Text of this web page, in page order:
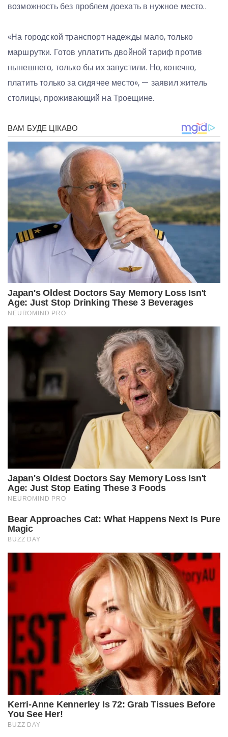
возможность без проблем доехать в нужное место..
«На городской транспорт надежды мало, только
маршрутки. Готов уплатить двойной тариф против
нынешнего, только бы их запустили. Но, конечно,
платить только за сидячее место», — заявил житель
столицы, проживающий на Троещине.